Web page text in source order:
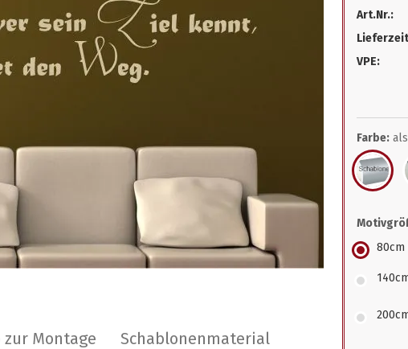
Passwort
Art.Nr.:
VPE:
Farbe:
80cm
zur Montage Schablonenmaterial